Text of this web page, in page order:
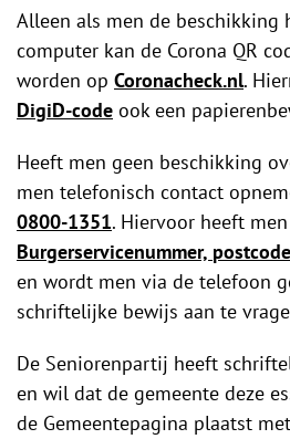
Alleen als men de beschikking
computer kan de Corona QR
worden op Coronacheck.nl.
DigiD-code ook een
Heeft men geen beschikking
men telefonisch contact
0800-1351. Hiervoor heeft
Burgerservicenummer,
en wordt men via de telefoon
schriftelijke bewijs aan te
De Seniorenpartij heeft
en wil dat de gemeente deze
de Gemeentepagina plaatst